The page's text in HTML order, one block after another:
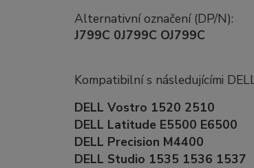
Alternativní označení (DP/N):
J799C 0J799C OJ799C
Kompatibilní s následujícími
DELL Vostro 1520 2510
DELL Latitude E5500 E6500
DELL Precision M4400
DELL Studio 1535 1536 1537